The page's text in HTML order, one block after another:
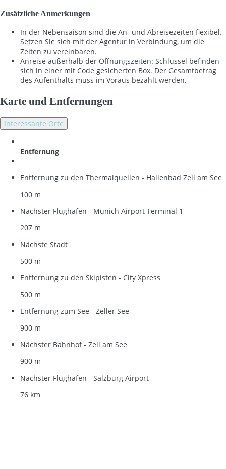
Zusätzliche Anmerkungen
In der Nebensaison sind die An- und Abreisezeiten flexibel.
Setzen Sie sich mit der Agentur in Verbindung, um die
Zeiten zu vereinbaren.
Anreise außerhalb der Öffnungszeiten: Schlüssel befinden
sich in einer mit Code gesicherten Box. Der Gesamtbetrag
des Aufenthalts muss im Voraus bezahlt werden.
Karte und Entfernungen
Interessante Orte
Entfernung
Entfernung zu den Thermalquellen - Hallenbad Zell am See
100 m
Nächster Flughafen - Munich Airport Terminal 1
207 m
Nächste Stadt
500 m
Entfernung zu den Skipisten - City Xpress
500 m
Entfernung zum See - Zeller See
900 m
Nächster Bahnhof - Zell am See
900 m
Nächster Flughafen - Salzburg Airport
76 km